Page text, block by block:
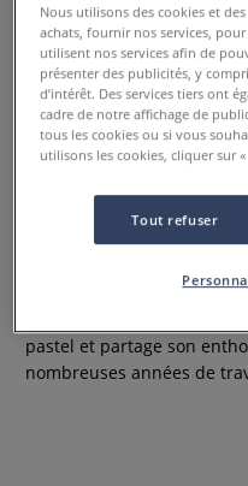
La nature au
0
pastel et partage son
nombreuses années de
Nous utilisons des cookies et
achats, fournir nos services,
utilisent nos services afin de
présenter des publicités, y
d’intérêt. Des services tiers ont
cadre de notre affichage de
tous les cookies ou si vous
utilisons les cookies, cliquer sur
Tout refuser